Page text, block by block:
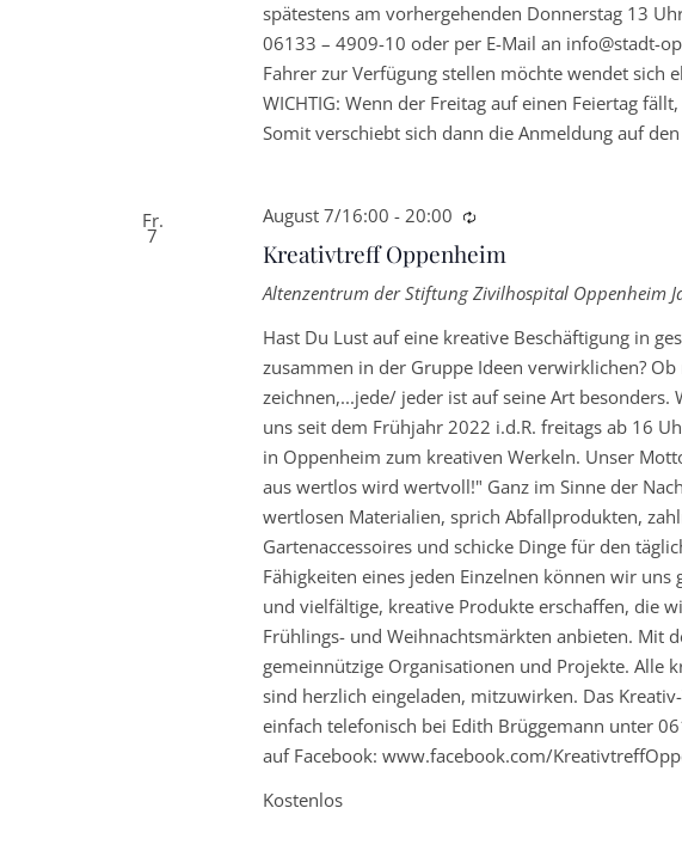
spätestens am vorhergehenden Donnerstag 13
06133 – 4909-10 oder per E-Mail an info@stadt-
Fahrer zur Verfügung stellen möchte wendet sich
WICHTIG: Wenn der Freitag auf einen Feiertag
Somit verschiebt sich dann die Anmeldung auf
Fr.
7
Kreativtreff Oppenheim
August 7/16:00 - 20:00 Wiederkehrende
Altenzentrum der Stiftung Zivilhospital Oppenheim
Hast Du Lust auf eine kreative Beschäftigung in
zusammen in der Gruppe Ideen verwirklichen?
zeichnen,...jede/ jeder ist auf seine Art
uns seit dem Frühjahr 2022 i.d.R. freitags ab 16
in Oppenheim zum kreativen Werkeln. Unser
aus wertlos wird wertvoll!" Ganz im Sinne der
wertlosen Materialien, sprich Abfallprodukten,
Gartenaccessoires und schicke Dinge für den
Fähigkeiten eines jeden Einzelnen können wir
und vielfältige, kreative Produkte erschaffen, die
Frühlings- und Weihnachtsmärkten anbieten. Mit
gemeinnützige Organisationen und Projekte. Alle
sind herzlich eingeladen, mitzuwirken. Das
einfach telefonisch bei Edith Brüggemann unter
auf Facebook: www.facebook.com/
Kostenlos